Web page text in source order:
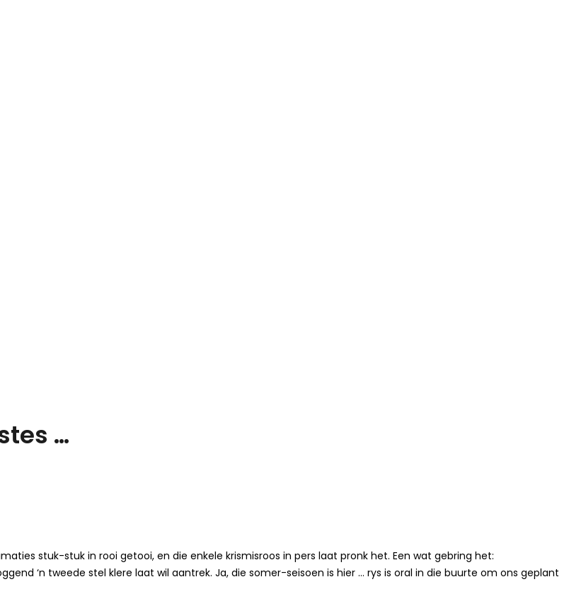
…
stuk-stuk in rooi getooi, en die enkele krismisroos in pers laat pronk het. Een wat gebring het:
‘n tweede stel klere laat wil aantrek. Ja, die somer-seisoen is hier … rys is oral in die buurte om ons geplant